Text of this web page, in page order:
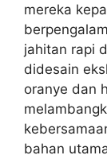
mereka
jahitan rapi
didesain
oranye dan
bahan